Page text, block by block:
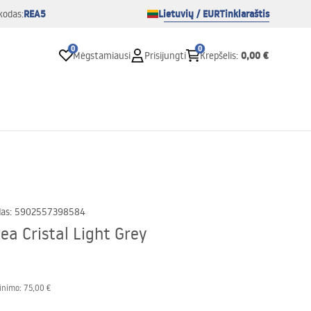
REA5 Lietuvių / EURTinklaraštis
0
Mėgstamiausi Prisijungti
0
Krepšelis: 0,00 €
: 5902557398584
Cristal Light Grey
75,00 €